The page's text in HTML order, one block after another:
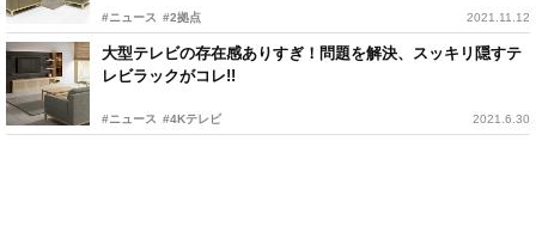
#ニュース #2拠点 2021.11.12
大型テレビの存在感ありすぎ！問題を解決、スッキリ隠すテ
レビラックがコレ!!
#ニュース #4Kテレビ 2021.6.30